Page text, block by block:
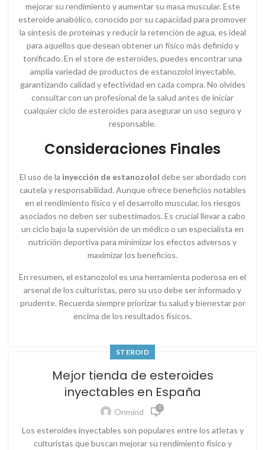
mejorar su rendimiento y aumentar su masa muscular. Este
esteroide anabólico, conocido por su capacidad para promover
la síntesis de proteínas y reducir la retención de agua, es ideal
para aquellos que desean obtener un físico más definido y
tonificado. En el store de esteroides, puedes encontrar una
amplia variedad de productos de estanozolol inyectable,
garantizando calidad y efectividad en cada compra. No olvides
consultar con un profesional de la salud antes de iniciar
cualquier ciclo de esteroides para asegurar un uso seguro y
responsable.
Consideraciones Finales
El uso de la inyección de estanozolol debe ser abordado con
cautela y responsabilidad. Aunque ofrece beneficios notables
en el rendimiento físico y el desarrollo muscular, los riesgos
asociados no deben ser subestimados. Es crucial llevar a cabo
un ciclo bajo la supervisión de un médico o un especialista en
nutrición deportiva para minimizar los efectos adversos y
maximizar los beneficios.
En resumen, el estanozolol es una herramienta poderosa en el
arsenal de los culturistas, pero su uso debe ser informado y
prudente. Recuerda siempre priorizar tu salud y bienestar por
encima de los resultados físicos.
STEROID
Mejor tienda de esteroides
inyectables en España
Onmind 0
Los esteroides inyectables son populares entre los atletas y
culturistas que buscan mejorar su rendimiento físico y